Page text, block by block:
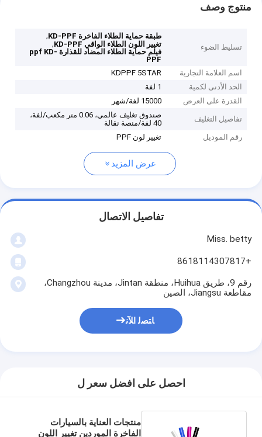
منتوج وصف
تسليط الضوء
طبقة حماية الطلاء الفاخرة KD-PPF
,
تغيير اللون الطلاء الواقي KD-PPF
,
فيلم حماية الطلاء المضاد للقذارة ppf KD-
PPF
اسم العلامة التجارية
KDPPF 5STAR
الحد الأدنى لكمية
1 لفة
القدرة على العرض
15000 لفة/شهر
تفاصيل التغليف
صندوق تغليف عالمي، 0.06 متر مكعب/لفة،
40 لفة/منصة نقالة
رقم الموديل
تغيير لون PPF
عرض المزيد
تفاصيل الاتصال
Miss. betty
+8618114307817
رقم 9، طريق Huihua، منطقة Jintan، مدينة Changzhou،
مقاطعة Jiangsu، الصين
ﺎﺘﺼﻟ ﺍﻶﻧ
احصل على افضل سعر ل
منتجات العناية بالسيارات
الفاخرة الموردين تغيير اللون